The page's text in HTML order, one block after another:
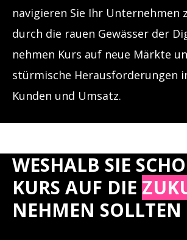
navigieren Sie Ihr Unternehmen
durch die rauen Gewässer der
nehmen Kurs auf neue Märkte
stürmische Herausforderungen
Kunden und Umsatz.
WESHALB SIE
KURS AUF DIE
NEHMEN SOLLTEN